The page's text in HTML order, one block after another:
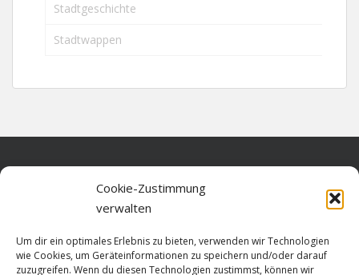
Cookie-Zustimmung
verwalten
Um dir ein optimales Erlebnis zu bieten, verwenden wir Technologien
wie Cookies, um Geräteinformationen zu speichern und/oder darauf
zuzugreifen. Wenn du diesen Technologien zustimmst, können wir
Stadtgeschichte
Stadtwappen
Datenschutz